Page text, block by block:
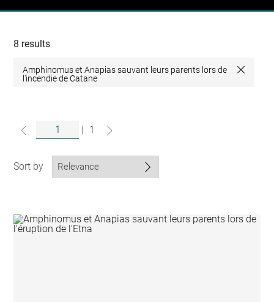
Recherche
collections
8 results
Amphinomus et Anapias sauvant leurs parents lors de
l'incendie de Catane
Close
1
Sort by